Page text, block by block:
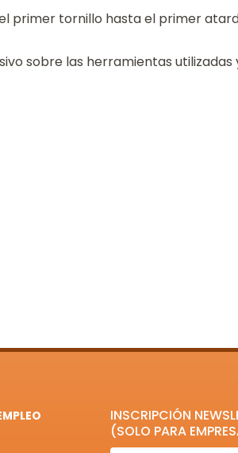
primer tornillo hasta el primer
sobre las herramientas utilizadas
INSCRIPCIÓN
(SOLO PARA